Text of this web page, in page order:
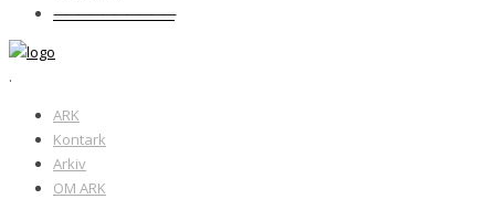
——————————
.
ARK
Kontark
Arkiv
OM ARK